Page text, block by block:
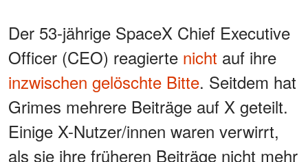
Der 53-jährige SpaceX Chief Executive
Officer (CEO) reagierte nicht auf ihre
inzwischen gelöschte Bitte. Seitdem hat
Grimes mehrere Beiträge auf X geteilt.
Einige X-Nutzer/innen waren verwirrt,
als sie ihre früheren Beiträge nicht mehr